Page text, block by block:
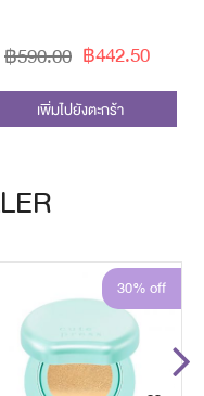
฿442.50
฿590.00
เพิ่มไปยังตะกร้า
30% off